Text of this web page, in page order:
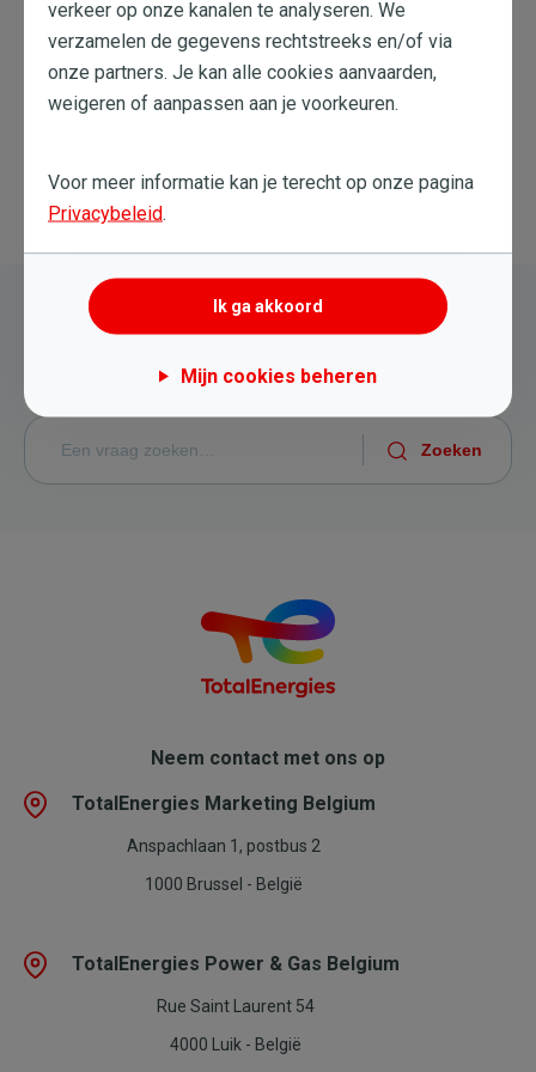
Dit artikel heeft me geholpen
Dit artikel heeft me niet geholpen
Terug naar overzicht
Nog steeds hulp nodig?
Probeer een nieuwe zoekopdracht
Neem contact met ons op
TotalEnergies Marketing Belgium
Anspachlaan 1, postbus 2
1000 Brussel - België
TotalEnergies Power & Gas Belgium
Rue Saint Laurent 54
4000 Luik - België
verkeer op onze kanalen te analyseren. We
verzamelen de gegevens rechtstreeks en/of via
onze partners. Je kan alle cookies aanvaarden,
weigeren of aanpassen aan je voorkeuren.
Voor meer informatie kan je terecht op onze pagina
Privacybeleid.
Ik ga akkoord
Mijn cookies beheren